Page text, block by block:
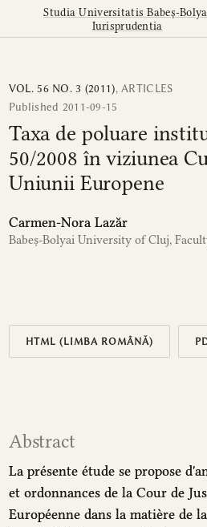
Taxa de poluare instituită de
Studia Universitatis Babeș-
Iurisprudentia
VOL. 56 NO. 3 (2011),ARTICLES
Taxa de poluare
50/2008 în viziunea
Uniunii Europene
Published 2011-09-15
Carmen-Nora Lazăr
Babeș-Bolyai University of Cluj,
HTML (LIMBA ROMÂNĂ)
Abstract
La présente étude se propose
et ordonnances de la Cour de
Européenne dans la matière de